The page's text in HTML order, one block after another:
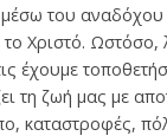
του αναδόχου
Ωστόσο,
έχουμε
τη ζωή μας με